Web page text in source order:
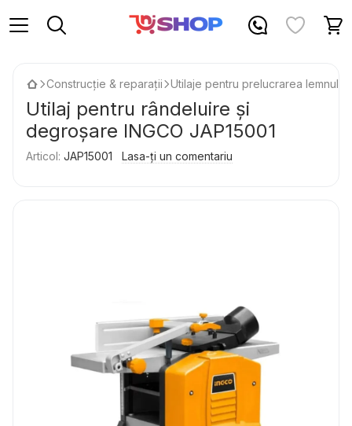
Construcție & reparații Utilaje pentru prelucrarea lemnului
Utilaj pentru rândeluire și
degroșare INGCO JAP15001
Articol: JAP15001 Lasa-ți un comentariu